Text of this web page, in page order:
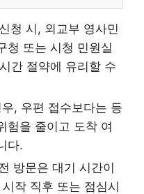
청 시, 외교부 영사민
청 또는 시청 민원실
간 절약에 유리할 수
, 우편 접수보다는 등
험을 줄이고 도착 여
다.
방문은 대기 시간이
작 직후 또는 점심시